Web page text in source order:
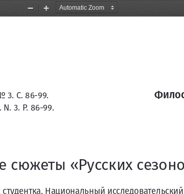
Zoom
Zoom
3. С. 86-99.
3. P. 86-99.
сюжеты «Русских
, студентка, Национальный